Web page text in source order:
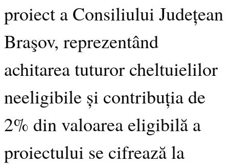
proiect a Consiliului Județean
Braşov, reprezentând
achitarea tuturor cheltuielilor
neeligibile și contribuția de
2% din valoarea eligibilă a
proiectului se cifrează la